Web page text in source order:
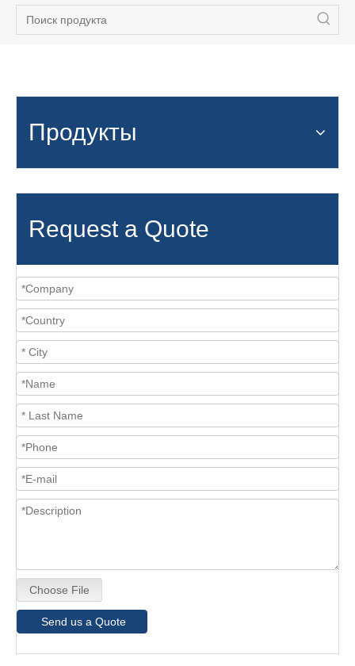
Продукты
Request a Quote
Choose File
Send us a Quote